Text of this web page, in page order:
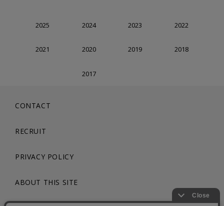
2025 2024 2023 2022
2021 2020 2019 2018
2017
CONTACT
RECRUIT
PRIVACY POLICY
ABOUT THIS SITE